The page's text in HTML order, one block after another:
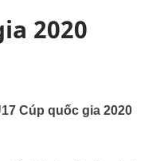
2020
Cúp quốc gia 2020